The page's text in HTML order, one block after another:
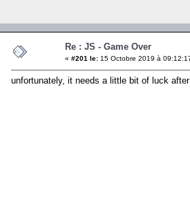
Re : JS - Game Over
« #201 le: 15 Octobre 2019 à
unfortunately, it needs a little bit of luck